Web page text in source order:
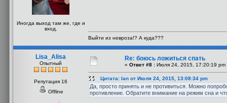
Иногда выход там же, где и
вход.
Выйти из невроза!? А куда???
Lisa_Alisa
Опытный
Репутация 16
Offline
Re: боюсь ложиться спать
« Ответ #8 : Июля 24, 2015, 17:20:19 pm
Цитата: Ian от Июля 24, 2015, 13:08:34 pm
Да, просто принять и не противиться. Можно
противление. Обратите внимание на режим сна и